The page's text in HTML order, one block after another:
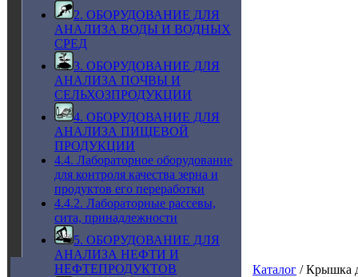
2. ОБОРУДОВАНИЕ ДЛЯ
АНАЛИЗА ВОДЫ И ВОДНЫХ
СРЕД
3. ОБОРУДОВАНИЕ ДЛЯ
АНАЛИЗА ПОЧВЫ И
СЕЛЬХОЗПРОДУКЦИИ
4. ОБОРУДОВАНИЕ ДЛЯ
АНАЛИЗА ПИЩЕВОЙ
ПРОДУКЦИИ
4.4. Лабораторное оборудование
для контроля качества зерна и
продуктов его переработки
4.4.2. Лабораторные рассевы,
сита, принадлежности
5. ОБОРУДОВАНИЕ ДЛЯ
АНАЛИЗА НЕФТИ И
НЕФТЕПРОДУКТОВ
Каталог / Крышка